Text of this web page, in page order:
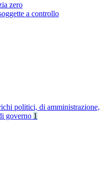
zero
a controllo
politici, di amministrazione,
governo 1